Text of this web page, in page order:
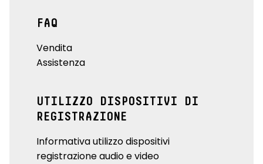
FAQ
Vendita
Assistenza
UTILIZZO DISPOSITIVI DI
REGISTRAZIONE
Informativa utilizzo dispositivi
registrazione audio e video